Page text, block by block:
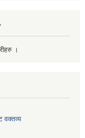
।
वक्तव्य